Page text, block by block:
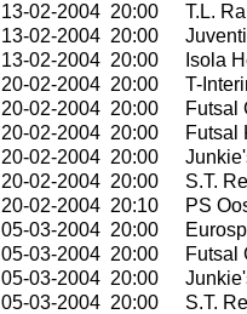
13-02-2004 20:00
T.L.
13-02-2004 20:00
13-02-2004 20:00
Isola
20-02-2004 20:00
T-
20-02-2004 20:00
Futsal
20-02-2004 20:00
Futsal
20-02-2004 20:00
20-02-2004 20:00
S.T.
20-02-2004 20:10
PS
05-03-2004 20:00
05-03-2004 20:00
Futsal
05-03-2004 20:00
05-03-2004 20:00
S.T.